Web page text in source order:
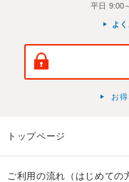
平日 9:00
よ
お
トップページ
ご利用の流れ（はじめての